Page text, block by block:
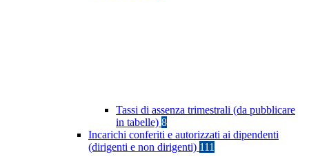
Tassi di assenza trimestrali (da pubblicare
in tabelle) 8
Incarichi conferiti e autorizzati ai dipendenti
(dirigenti e non dirigenti) 111